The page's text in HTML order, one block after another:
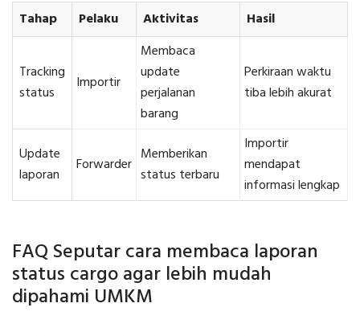
Tahap Pelaku Aktivitas Hasil
Tracking
status
Importir
Membaca
update
perjalanan
barang
Perkiraan waktu
tiba lebih akurat
Update
laporan
Forwarder Memberikan
status terbaru
Importir
mendapat
informasi lengkap
FAQ Seputar cara membaca laporan
status cargo agar lebih mudah
dipahami UMKM